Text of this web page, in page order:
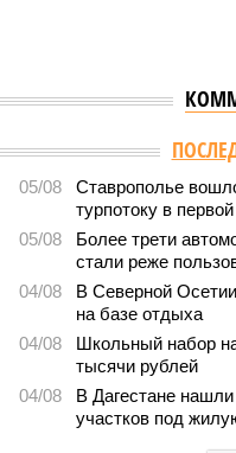
Версия //Общество //
В
В Дагестане после
транспортного
Отрезанные от
В Дагестане после ливней 18
(фото: Министерство